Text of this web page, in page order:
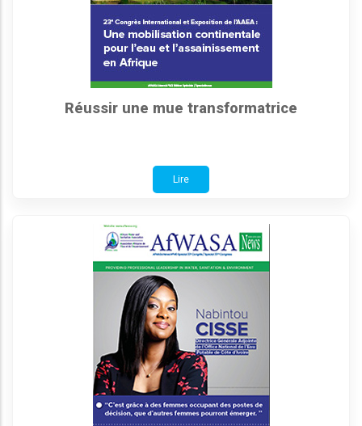
Réussir une mue transformatrice
Lire